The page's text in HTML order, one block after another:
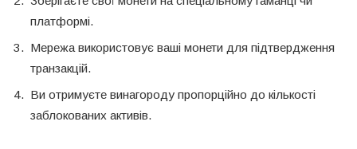
платформі.
Мережа використовує ваші монети для підтвердження
транзакцій.
Ви отримуєте винагороду пропорційно до кількості
заблокованих активів.